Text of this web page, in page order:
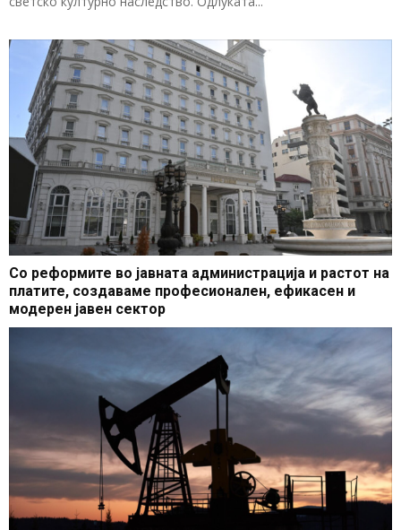
Со реформите во јавната администрација и растот на
платите, создаваме професионален, ефикасен и
модерен јавен сектор